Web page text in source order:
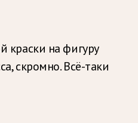
краски на фигуру
скромно. Всё-таки